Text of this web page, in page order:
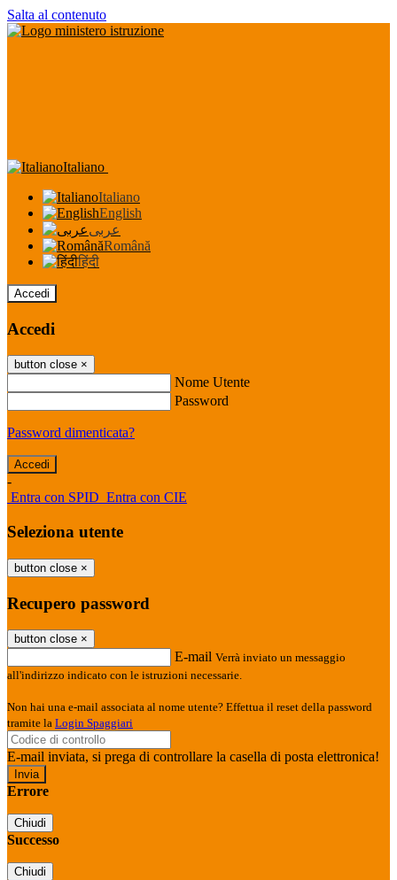
Salta al contenuto
Italiano
Italiano
English
عربى
Română
हिंदी
Accedi
Accedi
button close ×
Nome Utente
Password
Password dimenticata?
-
Entra con SPID Entra con CIE
Seleziona utente
button close ×
Recupero password
button close ×
E-mail Verrà inviato un messaggio
all'indirizzo indicato con le istruzioni necessarie.
Non hai una e-mail associata al nome utente? Effettua il reset della password
tramite la Login Spaggiari
E-mail inviata, si prega di controllare la casella di posta elettronica!
Errore
Chiudi
Successo
Chiudi